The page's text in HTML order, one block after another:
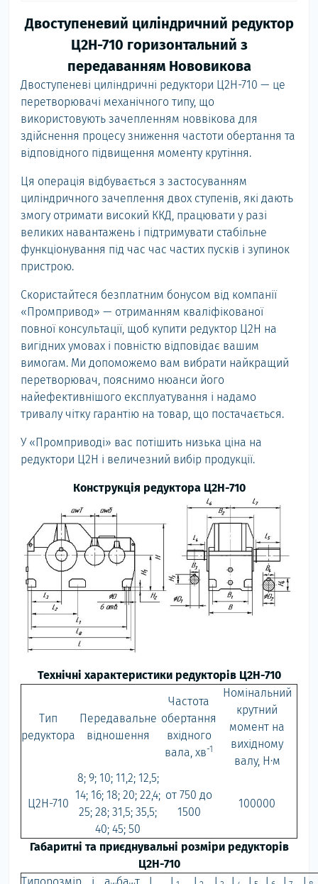
Двоступеневий циліндричний редуктор
Ц2Н-710 горизонтальний з
передаванням Нововикова
Двоступеневі циліндричні редуктори Ц2Н-710 — це
перетворювачі механічного типу, що
використовують зачепленням новвікова для
здійснення процесу зниження частоти обертання та
відповідного підвищення моменту крутіння.
Ця операція відбувається з застосуванням
циліндричного зачеплення двох ступенів, які дають
змогу отримати високий ККД, працювати у разі
великих навантажень і підтримувати стабільне
функціонування під час час частих пусків і зупинок
пристрою.
Скористайтеся безплатним бонусом від компанії
«Промпривод» — отриманням кваліфікованої
повної консультації, щоб купити редуктор Ц2Н на
вигідних умовах і повністю відповідає вашим
вимогам. Ми допоможемо вам вибрати найкращий
перетворювач, пояснимо нюанси його
найефективнішого експлуатування і надамо
тривалу чітку гарантію на товар, що постачається.
У «Промприводі» вас потішить низька ціна на
редуктори Ц2Н і величезний вибір продукції.
Конструкція редуктора Ц2Н-710
Технічні характеристики редукторів Ц2Н-710
Тип
редуктора
Передавальне
відношення
Частота
обертання
вхідного
вала, хв-1
Номінальний
крутний
момент на
вихідному
валу, Н·м
Ц2Н-710
8; 9; 10; 11,2; 12,5;
14; 16; 18; 20; 22,4;
25; 28; 31,5; 35,5;
40; 45; 50
от 750 до
1500
100000
Габаритні та приєднувальні розміри редукторів
Ц2Н-710
Типорозмір
i a бa т L L L L L L L L L